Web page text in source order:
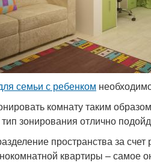
семьи с ребенком
комнату таким
зонирования отлично
пространства за
квартиры – самое